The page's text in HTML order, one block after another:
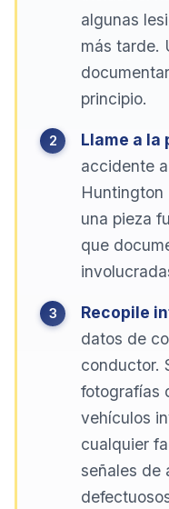
algunas
más tarde.
principio.
Llame a la
accidente
Huntington
una pieza
que
Recopile
datos de
conductor.
fotografías
vehículos
cualquier
señales de